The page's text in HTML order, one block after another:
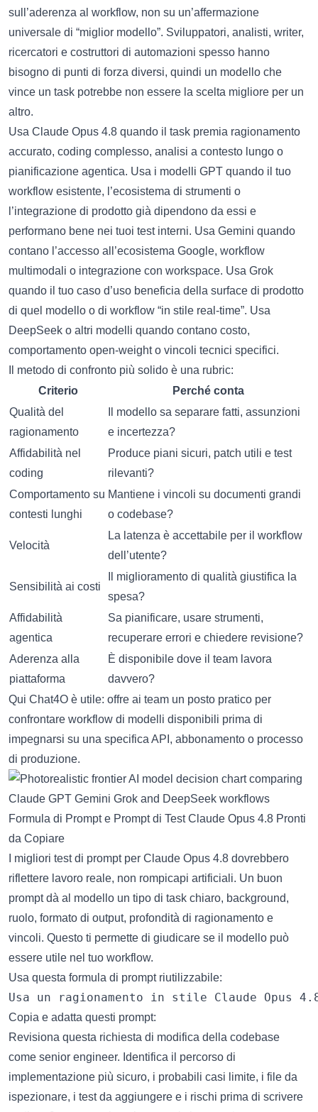
sull’aderenza al workflow, non su un’affermazione
universale di “miglior modello”. Sviluppatori, analisti, writer,
ricercatori e costruttori di automazioni spesso hanno
bisogno di punti di forza diversi, quindi un modello che
vince un task potrebbe non essere la scelta migliore per un
altro.
Usa Claude Opus 4.8 quando il task premia ragionamento
accurato, coding complesso, analisi a contesto lungo o
pianificazione agentica. Usa i modelli GPT quando il tuo
workflow esistente, l’ecosistema di strumenti o
l’integrazione di prodotto già dipendono da essi e
performano bene nei tuoi test interni. Usa Gemini quando
contano l’accesso all’ecosistema Google, workflow
multimodali o integrazione con workspace. Usa Grok
quando il tuo caso d’uso beneficia della surface di prodotto
di quel modello o di workflow “in stile real-time”. Usa
DeepSeek o altri modelli quando contano costo,
comportamento open-weight o vincoli tecnici specifici.
Il metodo di confronto più solido è una rubric:
Criterio
Perché conta
Qualità del
ragionamento
Il modello sa separare fatti, assunzioni
e incertezza?
Affidabilità nel
coding
Produce piani sicuri, patch utili e test
rilevanti?
Comportamento su
contesti lunghi
Mantiene i vincoli su documenti grandi
o codebase?
Velocità
La latenza è accettabile per il workflow
dell’utente?
Sensibilità ai costi
Il miglioramento di qualità giustifica la
spesa?
Affidabilità
agentica
Sa pianificare, usare strumenti,
recuperare errori e chiedere revisione?
Aderenza alla
piattaforma
È disponibile dove il team lavora
davvero?
Qui Chat4O è utile: offre ai team un posto pratico per
confrontare workflow di modelli disponibili prima di
impegnarsi su una specifica API, abbonamento o processo
di produzione.
Formula di Prompt e Prompt di Test Claude Opus 4.8 Pronti
da Copiare
I migliori test di prompt per Claude Opus 4.8 dovrebbero
riflettere lavoro reale, non rompicapi artificiali. Un buon
prompt dà al modello un tipo di task chiaro, background,
ruolo, formato di output, profondità di ragionamento e
vincoli. Questo ti permette di giudicare se il modello può
essere utile nel tuo workflow.
Usa questa formula di prompt riutilizzabile:
Copia e adatta questi prompt:
Revisiona questa richiesta di modifica della codebase
come senior engineer. Identifica il percorso di
implementazione più sicuro, i probabili casi limite, i file da
ispezionare, i test da aggiungere e i rischi prima di scrivere